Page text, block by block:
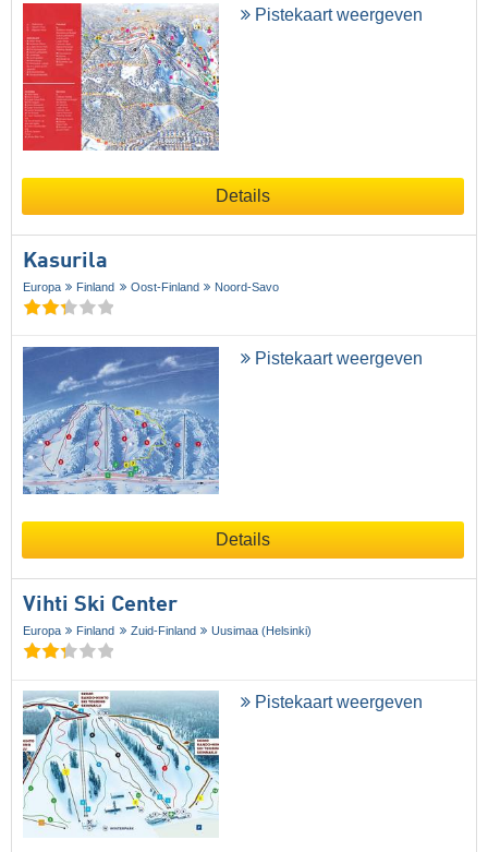
Pistekaart weergeven
Details
Kasurila
Europa Finland Oost-Finland Noord-Savo
Pistekaart weergeven
Details
Vihti Ski Center
Europa Finland Zuid-Finland Uusimaa (Helsinki)
Pistekaart weergeven